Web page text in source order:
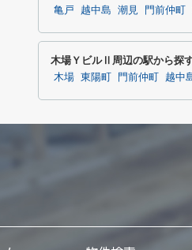
亀戸 越中島 潮見 門前仲町
木場ＹビルⅡ周辺の駅から探
木場 東陽町 門前仲町 越中